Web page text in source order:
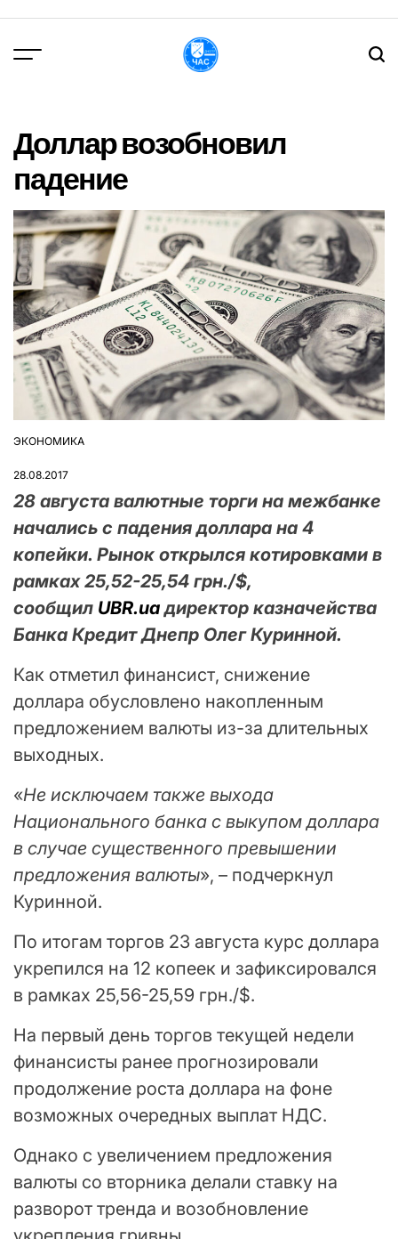
вмісту
Доллар возобновил
падение
ОПУБЛІКУВАТИ
ЭКОНОМИКА
28.08.2017
28 августа валютные торги на межбанке
начались с падения доллара на 4
копейки. Рынок открылся котировками в
рамках 25,52-25,54 грн./$,
сообщил UBR.uaдиректор казначейства
Банка Кредит Днепр Олег Куринной.
Как отметил финансист, снижение
доллара обусловлено накопленным
предложением валюты из-за длительных
выходных.
«Не исключаем также выхода
Национального банка с выкупом доллара
в случае существенного превышении
предложения валюты», – подчеркнул
Куринной.
По итогам торгов 23 августа курс доллара
укрепился на 12 копеек и зафиксировался
в рамках 25,56-25,59 грн./$.
На первый день торгов текущей недели
финансисты ранее прогнозировали
продолжение роста доллара на фоне
возможных очередных выплат НДС.
Однако с увеличением предложения
валюты со вторника делали ставку на
разворот тренда и возобновление